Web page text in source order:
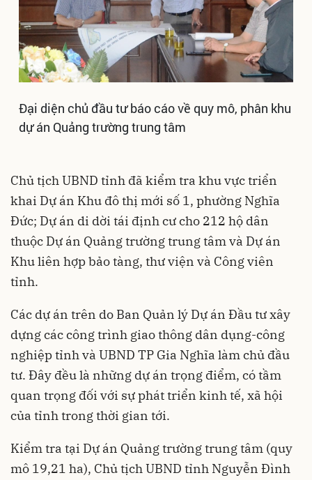
Đại diện chủ đầu tư báo cáo về quy mô, phân khu
dự án Quảng trường trung tâm
Chủ tịch UBND tỉnh đã kiểm tra khu vực triển
khai Dự án Khu đô thị mới số 1, phường Nghĩa
Đức; Dự án di dời tái định cư cho 212 hộ dân
thuộc Dự án Quảng trường trung tâm và Dự án
Khu liên hợp bảo tàng, thư viện và Công viên
tỉnh.
Các dự án trên do Ban Quản lý Dự án Đầu tư xây
dựng các công trình giao thông dân dụng-công
nghiệp tỉnh và UBND TP Gia Nghĩa làm chủ đầu
tư. Đây đều là những dự án trọng điểm, có tầm
quan trọng đối với sự phát triển kinh tế, xã hội
của tỉnh trong thời gian tới.
Kiểm tra tại Dự án Quảng trường trung tâm (quy
mô 19,21 ha), Chủ tịch UBND tỉnh Nguyễn Đình